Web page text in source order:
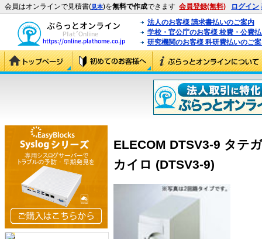
会員はオンラインで見積書(見本)を無料で作成できます 会員登録(無料) ログイン
法人のお客様 請求書払いのご案内
学校・官公庁のお客様 校費・公費
研究機関のお客様 科研費払いのご
ELECOM DTSV3-9 タテ
カイロ (DTSV3-9)